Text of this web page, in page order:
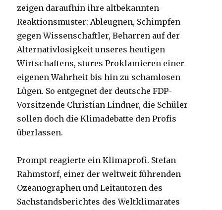
zeigen daraufhin ihre altbekannten
Reaktionsmuster: Ableugnen, Schimpfen
gegen Wissenschaftler, Beharren auf der
Alternativlosigkeit unseres heutigen
Wirtschaftens, stures Proklamieren einer
eigenen Wahrheit bis hin zu schamlosen
Lügen. So entgegnet der deutsche FDP-
Vorsitzende Christian Lindner, die Schüler
sollen doch die Klimadebatte den Profis
überlassen.
Prompt reagierte ein Klimaprofi. Stefan
Rahmstorf, einer der weltweit führenden
Ozeanographen und Leitautoren des
Sachstandsberichtes des Weltklimarates